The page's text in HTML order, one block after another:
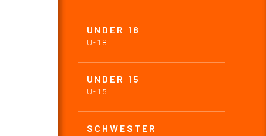
UNDER 18
U-18
UNDER 15
U-15
SCHWESTER